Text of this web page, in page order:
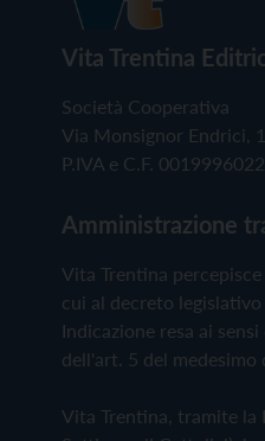
Vita Trentina
Società Cooperativa
Via Monsignor Endrici,
P.IVA e C.F.
Amministrazione
Vita Trentina
cui al decreto
Indicazione resa ai
dell'art. 5 del medesimo
Vita Trentina, tramite la